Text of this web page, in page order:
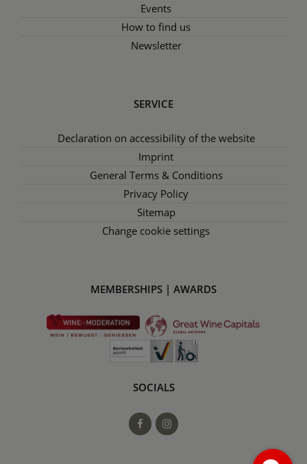
Events
How to find us
Newsletter
SERVICE
Declaration on accessibility of the website
Imprint
General Terms & Conditions
Privacy Policy
Sitemap
Change cookie settings
MEMBERSHIPS | AWARDS
SOCIALS